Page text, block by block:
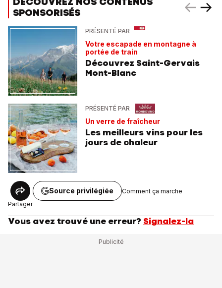
SPONSORISÉS
PRÉSENTÉ PAR
Votre escapade en montagne à
portée de train
Découvrez Saint-Gervais
Mont-Blanc
PRÉSENTÉ PAR
Un verre de fraîcheur
Les meilleurs vins pour les
jours de chaleur
Partager
Source privilégiée Comment ça marche
Vous avez trouvé une erreur? Signalez-la